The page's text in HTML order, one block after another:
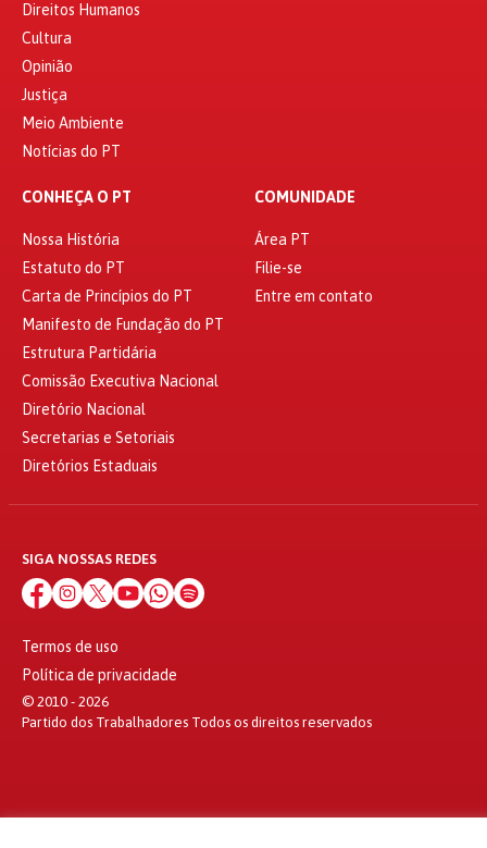
Direitos Humanos
Cultura
Opinião
Justiça
Meio Ambiente
Notícias do PT
CONHEÇA O PT
Nossa História
Estatuto do PT
Carta de Princípios do PT
Manifesto de Fundação do PT
Estrutura Partidária
Comissão Executiva Nacional
Diretório Nacional
Secretarias e Setoriais
Diretórios Estaduais
COMUNIDADE
Área PT
Filie-se
Entre em contato
SIGA NOSSAS REDES
Termos de uso
Política de privacidade
© 2010 - 2026
Partido dos Trabalhadores Todos os direitos reservados